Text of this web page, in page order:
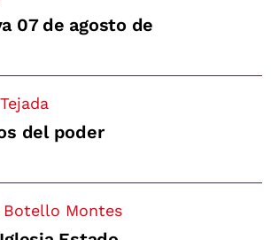
07 de agosto de
del poder
Montes